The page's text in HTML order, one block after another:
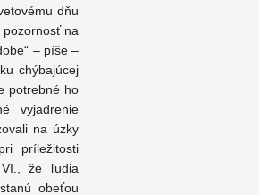
dňu
na
– píše –
chýbajúcej
potrebné ho
vyjadrenie
na úzky
príležitosti
že ľudia
obeťou